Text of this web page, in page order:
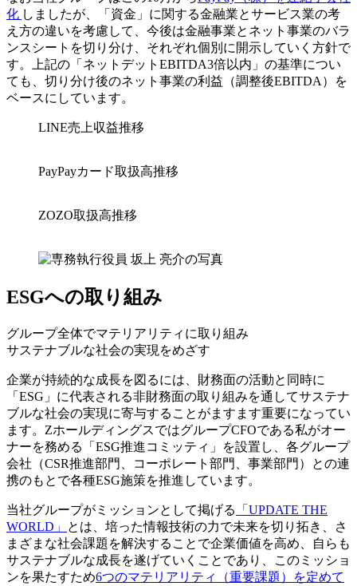
化 しましたが、「資金」に関する金融業とサービス業の考
え方の違いを考慮して、今後は金融事業とネット事業のバラ
ンスシートを切り分け、それぞれ個別に開示していく方針で
す。上記の「ネットデットEBITDA3倍以内」の基準につい
ても、切り分け後のネット事業の利益（調整後EBITDA）を
ベースにしています。
LINE売上収益推移
PayPayカード取扱高推移
ZOZO取扱高推移
ESGへの取り組み
グループ全体でマテリアリティに取り組み
サステナブルな社会の実現をめざす
企業が持続的な成長を図るには、財務面の活動と同時に
「ESG」に代表される非財務面の取り組みを通してサステナ
ブルな社会の実現に寄与することがますます重要になってい
ます。ZホールディングスではグループCFOである私がオー
ナーを務める「ESG推進コミッティ」を設置し、各グループ
会社（CSR推進部門、コーポレート部門、事業部門）との連
携のもとで各種ESG施策を推進しています。
当社グループがミッションとして掲げる
「UPDATE THE
WORLD」
とは、培った情報技術の力で未来を切り拓き、さ
まざまな社会課題を解決することで企業価値を高め、自らも
サステナブルな成長を遂げていくことであり、このミッショ
ンを果たすため6つのマテリアリティ（重要課題）を定めて